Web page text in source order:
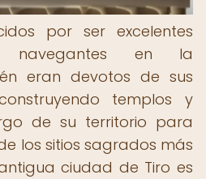
por ser excelentes
navegantes en la
eran devotos de sus
templos y
de su territorio para
los sitios sagrados más
ciudad de Tiro es